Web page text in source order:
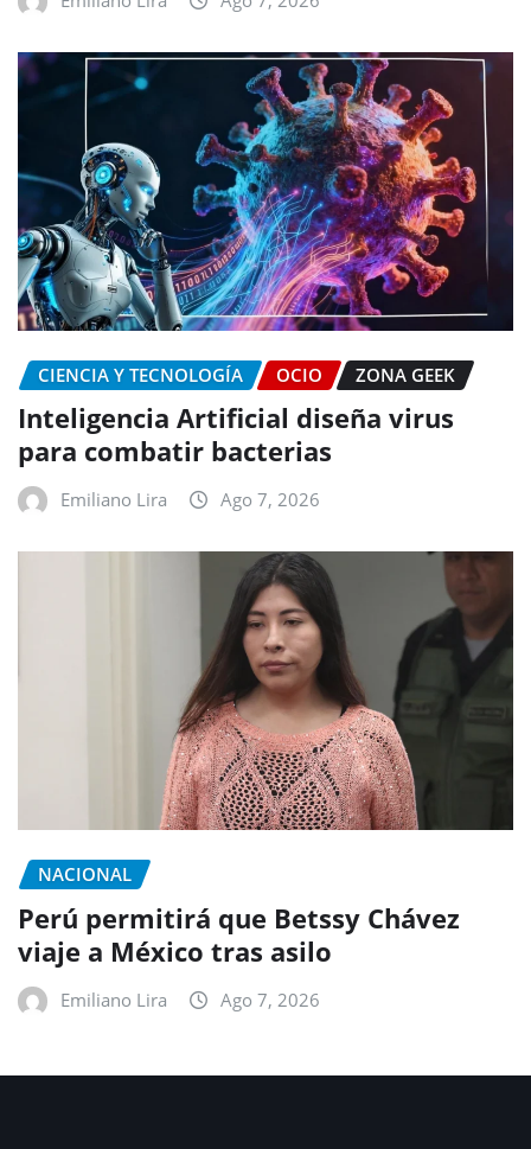
CIENCIA Y TECNOLOGÍA OCIO ZONA GEEK
Inteligencia Artificial diseña virus
para combatir bacterias
Emiliano Lira Ago 7, 2026
NACIONAL
Perú permitirá que Betssy Chávez
viaje a México tras asilo
Emiliano Lira Ago 7, 2026